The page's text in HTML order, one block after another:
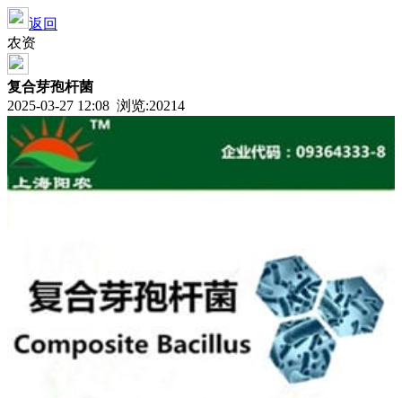
返回
农资
复合芽孢杆菌
2025-03-27 12:08 浏览:20214